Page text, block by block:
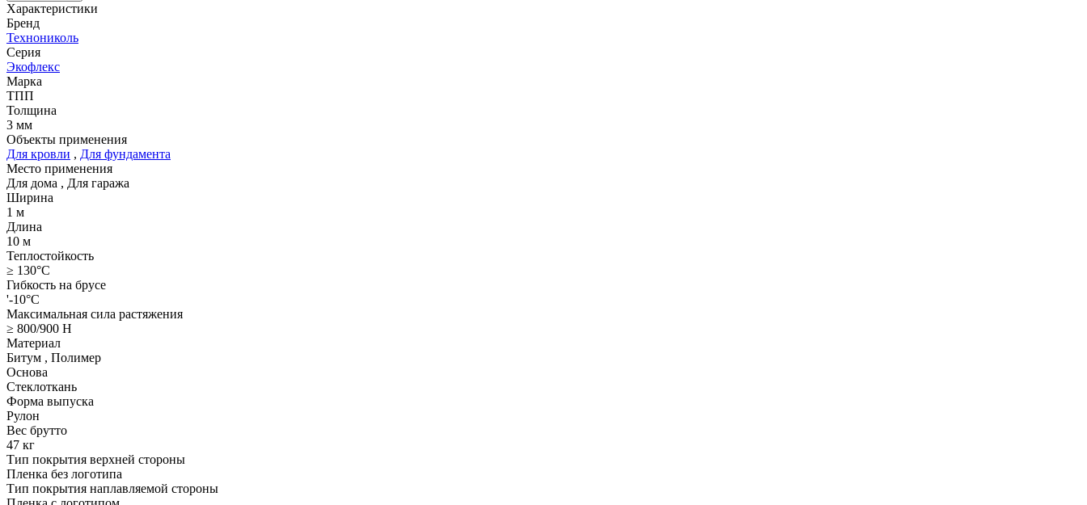
Характеристики
Бренд
Технониколь
Серия
Экофлекс
Марка
ТПП
Толщина
3 мм
Объекты применения
Для кровли , Для фундамента
Место применения
Для дома , Для гаража
Ширина
1 м
Длина
10 м
Теплостойкость
≥ 130°C
Гибкость на брусе
'-10°C
Максимальная сила растяжения
≥ 800/900 Н
Материал
Битум , Полимер
Основа
Стеклоткань
Форма выпуска
Рулон
Вес брутто
47 кг
Тип покрытия верхней стороны
Пленка без логотипа
Тип покрытия наплавляемой стороны